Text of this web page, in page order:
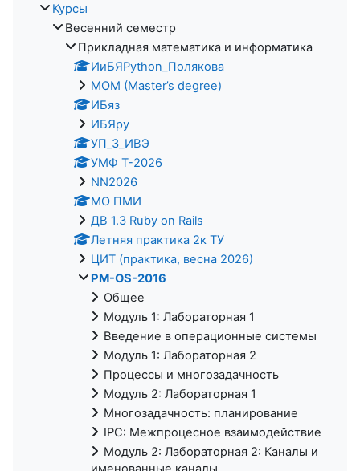
Курсы
Весенний семестр
Прикладная математика и информатика
ИиБЯPython_Полякова
MOM (Master’s degree)
ИБяз
ИБЯpy
УП_3_ИВЭ
УМФ Т-2026
NN2026
МО ПМИ
ДВ 1.3 Ruby on Rails
Летняя практика 2к ТУ
ЦИТ (практика, весна 2026)
PM-OS-2016
Общее
Модуль 1: Лабораторная 1
Введение в операционные системы
Модуль 1: Лабораторная 2
Процессы и многозадачность
Модуль 2: Лабораторная 1
Многозадачность: планирование
IPC: Межпроцесное взаимодействие
Модуль 2: Лабораторная 2: Каналы и